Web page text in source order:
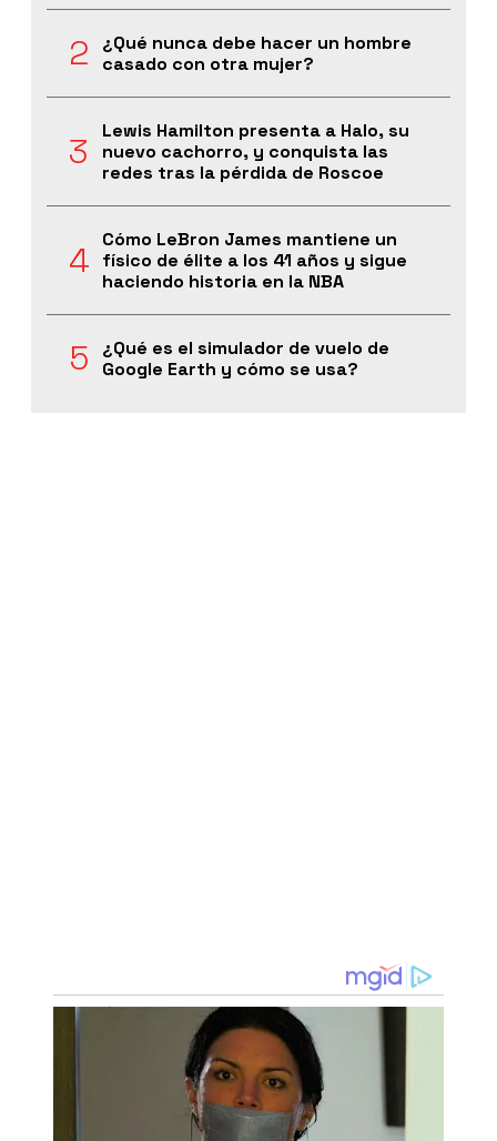
¿Qué nunca debe hacer un hombre
casado con otra mujer?
Lewis Hamilton presenta a Halo, su
nuevo cachorro, y conquista las
redes tras la pérdida de Roscoe
Cómo LeBron James mantiene un
físico de élite a los 41 años y sigue
haciendo historia en la NBA
¿Qué es el simulador de vuelo de
Google Earth y cómo se usa?